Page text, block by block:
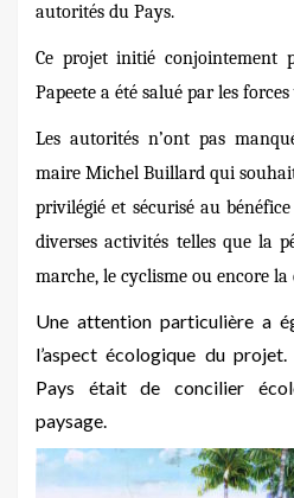
autorités du Pays.
Ce projet initié conjointement
Papeete a été salué par les
Les autorités n’ont pas
maire Michel Buillard qui
privilégié et sécurisé au
diverses activités telles que la
marche, le cyclisme ou encore la
Une attention particulière a
l’aspect écologique du
Pays était de concilier
paysage.